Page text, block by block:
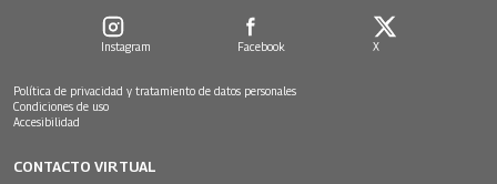
Instagram Facebook X
Política de privacidad y tratamiento de datos personales
Condiciones de uso
Accesibilidad
CONTACTO VIRTUAL